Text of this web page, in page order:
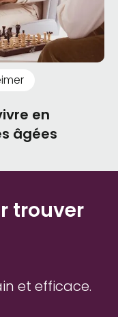
en
âgées
trouver
et efficace.